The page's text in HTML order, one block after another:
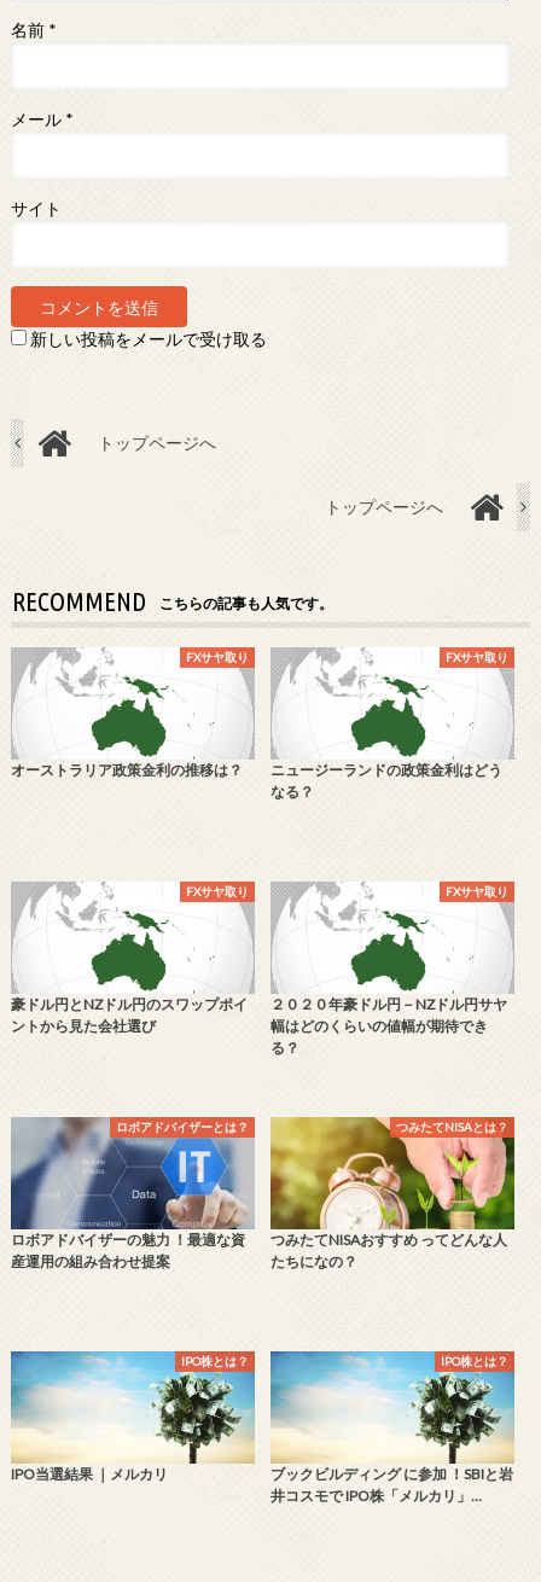
名前 *
メール *
サイト
新しい投稿をメールで受け取る
トップページへ
トップページへ
RECOMMEND こちらの記事も人気です。
FXサヤ取り
オーストラリア政策金利の推移は？
FXサヤ取り
ニュージーランドの政策金利はどう
なる？
FXサヤ取り
豪ドル円とNZドル円のスワップポイ
ントから見た会社選び
FXサヤ取り
２０２０年豪ドル円－NZドル円サヤ
幅はどのくらいの値幅が期待でき
る？
ロボアドバイザーとは？
ロボアドバイザーの魅力 ！最適な資
産運用の組み合わせ提案
つみたてNISAとは？
つみたてNISAおすすめ ってどんな人
たちになの？
IPO株とは？
IPO当選結果 ｜メルカリ
IPO株とは？
ブックビルディング に参加 ！SBIと岩
井コスモで IPO株「メルカリ」…